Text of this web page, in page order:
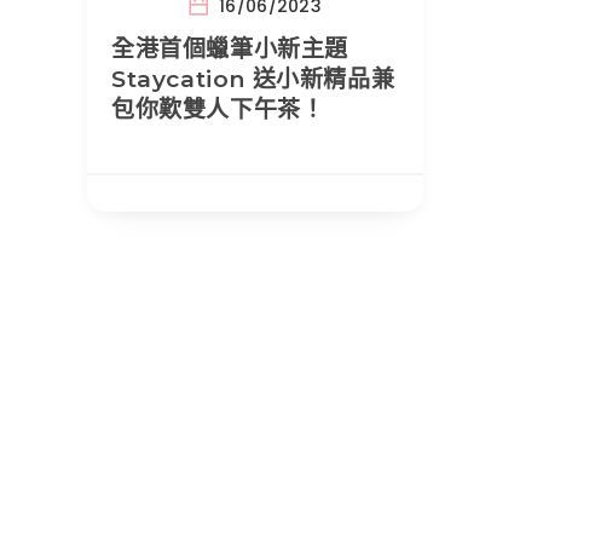
16/06/2023
全港首個蠟筆小新主題
Staycation 送小新精品兼
包你歎雙人下午茶！